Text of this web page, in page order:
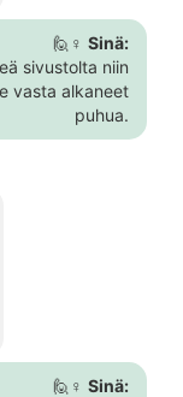
🙋♀️ Sinä:
sivustolta niin
vasta alkaneet
puhua.
🙋♀️ Sinä: